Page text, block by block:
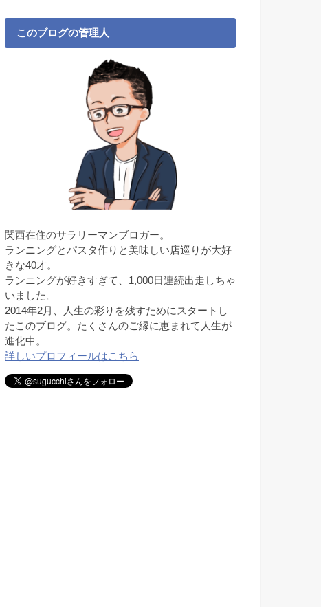
このブログの管理人
関西在住のサラリーマンブロガー。
ランニングとパスタ作りと美味しい店巡りが大好
きな40才。
ランニングが好きすぎて、1,000日連続出走しちゃ
いました。
2014年2月、人生の彩りを残すためにスタートし
たこのブログ。たくさんのご縁に恵まれて人生が
進化中。
詳しいプロフィールはこちら